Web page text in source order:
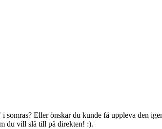
somras? Eller önskar du kunde få uppleva den
du vill slå till på direkten! :).